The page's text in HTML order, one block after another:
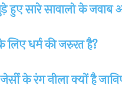
सारे सावालो के जवाब
लिए धर्म की जरुरत है?
के रंग नीला क्यों है